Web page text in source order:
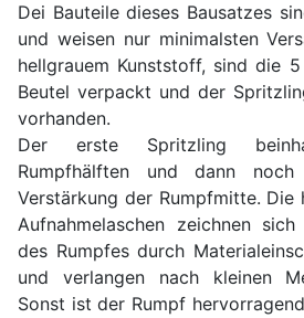
Dei Bauteile dieses Bausatzes
und weisen nur minimalsten
hellgrauem Kunststoff, sind die
Beutel verpackt und der
vorhanden.
Der erste Spritzling
Rumpfhälften und dann
Verstärkung der Rumpfmitte.
Aufnahmelaschen zeichnen
des Rumpfes durch
und verlangen nach kleinen
Sonst ist der Rumpf